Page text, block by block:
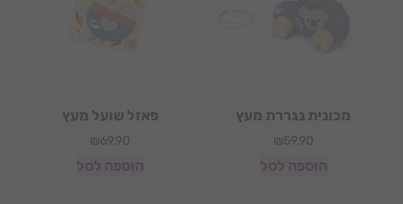
מכונית נגררת מעץ
₪59.90
פאזל שועל מעץ
₪69.90